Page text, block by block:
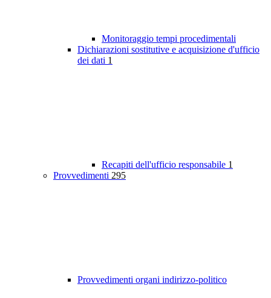
Monitoraggio tempi procedimentali
Dichiarazioni sostitutive e acquisizione d'ufficio
dei dati 1
Recapiti dell'ufficio responsabile 1
Provvedimenti 295
Provvedimenti organi indirizzo-politico